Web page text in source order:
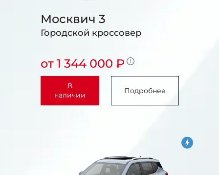
Москвич 3
Городской кроссовер
от 1 344 000 ₽
В
наличии
Подробнее